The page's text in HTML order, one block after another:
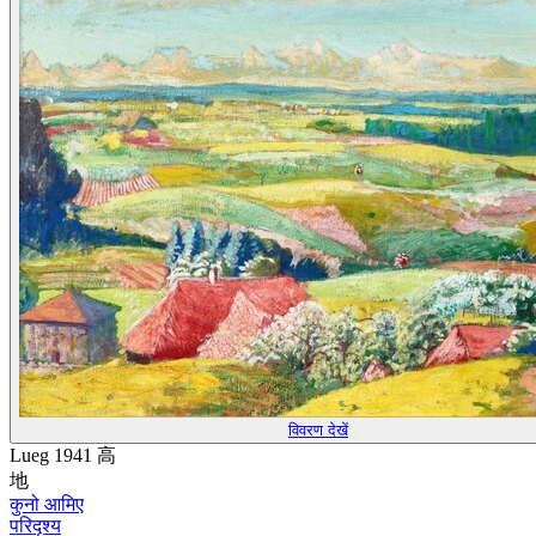
विवरण देखें
Lueg 1941 高
地
कुनो आमिए
परिदृश्य